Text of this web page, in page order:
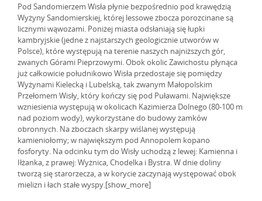
Pod Sandomierzem Wisła płynie bezpośrednio pod krawędzią
Wyżyny Sandomierskiej, której lessowe zbocza porozcinane są
licznymi wąwozami. Poniżej miasta odsłaniają się łupki
kambryjskie (jedne z najstarszych geologicznie utworów w
Polsce), które występują na terenie naszych najniższych gór,
zwanych Górami Pieprzowymi. Obok okolic Zawichostu płynąca
już całkowicie południkowo Wisła przedostaje się pomiędzy
Wyżynami Kielecką i Lubelską, tak zwanym Małopolskim
Przełomem Wisły, który kończy się pod Puławami. Największe
wzniesienia występują w okolicach Kazimierza Dolnego (80-100 m
nad poziom wody), wykorzystane do budowy zamków
obronnych. Na zboczach skarpy wiślanej występują
kamieniołomy; w największym pod Annopolem kopano
fosforyty. Na odcinku tym do Wisły uchodzą z lewej: Kamienna i
Iłżanka, z prawej: Wyżnica, Chodelka i Bystra. W dnie doliny
tworzą się starorzecza, a w korycie zaczynają występować obok
mielizn i łach stałe wyspy.[show_more]